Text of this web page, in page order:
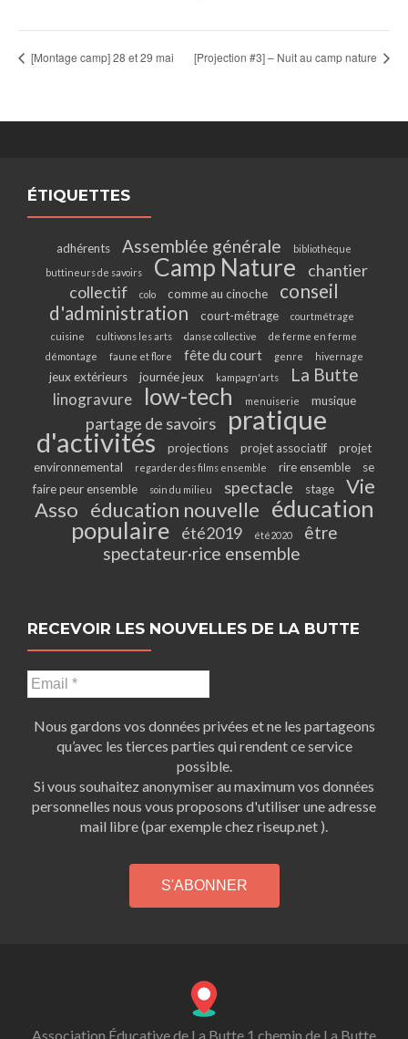
[Montage camp] 28 et 29 mai [Projection #3] – Nuit au camp nature
ÉTIQUETTES
adhérents Assemblée générale
bibliothèque
buttineurs de savoirs
Camp Nature
chantier
collectif
colo comme au cinoche
conseil
d'administration
court-métrage
courtmétrage
cuisine
cultivons les arts danse collective
de ferme en ferme
démontage
faune et flore fête du court genre hivernage
jeux extérieurs journée jeux kampagn'arts La Butte
linogravure low-tech menuiserie musique
partage de savoirs pratique
d'activités projections projet associatif
projet
environnemental
regarder des films ensemble rire ensemble
se
faire peur ensemble
soin du milieu spectacle stage
Vie
Asso éducation nouvelle éducation
populaire
été2019 été2020
être
spectateur·rice ensemble
RECEVOIR LES NOUVELLES DE LA BUTTE
Nous gardons vos données privées et ne les partageons
qu’avec les tierces parties qui rendent ce service
possible.
Si vous souhaitez anonymiser au maximum vos données
personnelles nous vous proposons d'utiliser une adresse
mail libre (par exemple chez riseup.net ).
Association Éducative de La Butte 1 chemin de La Butte